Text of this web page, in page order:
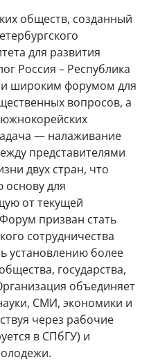
обществ, созданный
для развития
Россия – Республика
и широким форумом для
вопросов, а
— налаживание
представителями
двух стран, что
основу для
от текущей
призван стать
сотрудничества
установлению более
государства,
объединяет
СМИ, экономики и
через рабочие
в СПбГУ) и